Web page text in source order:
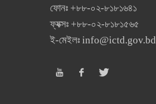
ফোনঃ +৮৮-০২-৮১৮১৬৪১
ফ্যক্সঃ +৮৮-০২-৮১৮১৫৬৫
ই-মেইলঃ info@ictd.gov.bd